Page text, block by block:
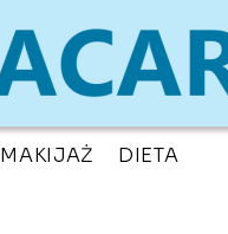
MAKIJAŻ DIETA